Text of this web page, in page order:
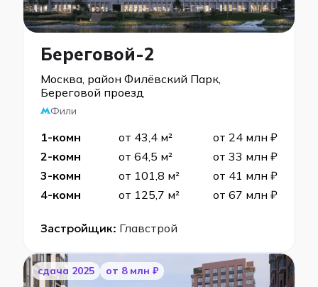
Береговой-2
Москва, район Филёвский Парк,
Береговой проезд
Фили
1-комн от 43,4 м²
от 24 млн ₽
2-комн
от 64,5 м²
от 33 млн ₽
3-комн
от 101,8 м²
от 41 млн ₽
4-комн
от 125,7 м² от 67 млн ₽
Застройщик: Главстрой
cдача 2025 от 8 млн ₽